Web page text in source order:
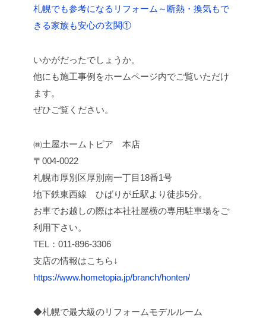
札幌でも参考になるリフォーム～断熱・換気もで
きる家族も安心の玄関①
いかがだったでしょうか。
他にも施工事例をホームページ内でご覧いただけ
ます。
ぜひご覧ください。
㈱土屋ホームトピア 本店
〒004-0022
札幌市厚別区厚別南一丁目18番1号
地下鉄東西線 ひばりが丘駅より徒歩5分。
お車でお越しの際は本社社屋横の専用駐車場をご
利用下さい。
TEL：011-896-3306
支店の情報はこちら↓
https://www.hometopia.jp/branch/honten/
◆札幌で最大級のリフォームモデルルーム